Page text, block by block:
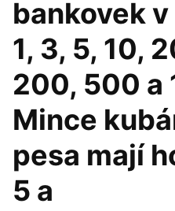
bankovek
1, 3, 5, 10,
200, 500 a
Mince
pesa mají
5 a